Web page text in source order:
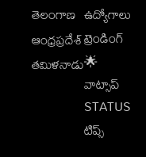
తెలంగాణ
ఆంధ్రప్రదేశ్
తమిళనాడు
ఉద్యోగాలు
ట్రెండింగ్
🌟
వాట్సాప్
STATUS
టిప్స్